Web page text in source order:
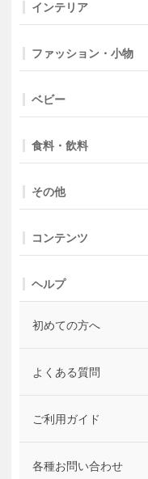
インテリア
ファッション・小物
ベビー
食料・飲料
その他
コンテンツ
ヘルプ
初めての方へ
よくある質問
ご利用ガイド
各種お問い合わせ